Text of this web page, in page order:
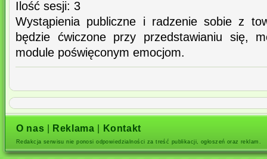
Ilość sesji: 3
Wystąpienia publiczne i radzenie sobie z
będzie ćwiczone przy przedstawianiu się,
module poświęconym emocjom.
O nas Reklama Kontakt
Redakcja serwisu nie ponosi odpowiedzialności za treść publikacji, ogłoszeń oraz reklam.